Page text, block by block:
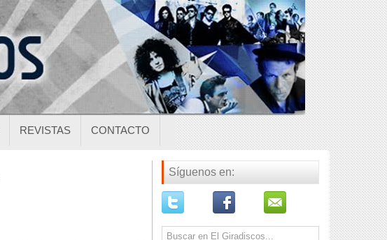
REVISTAS CONTACTO
Síguenos en: